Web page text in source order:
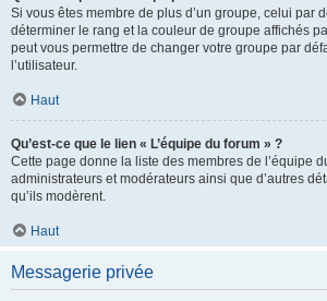
Si vous êtes membre de plus d’un groupe, celui par
déterminer le rang et la couleur de groupe affichés
peut vous permettre de changer votre groupe par
l’utilisateur.
Haut
Qu’est-ce que le lien « L’équipe du forum » ?
Cette page donne la liste des membres de l’équipe
administrateurs et modérateurs ainsi que d’autres
qu’ils modèrent.
Haut
Messagerie privée